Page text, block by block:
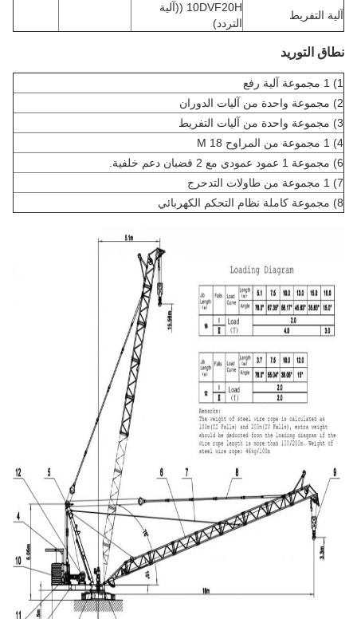
آلية التفريط
10DVF20H ((آلية
التردد)
نطاق التوريد
4) 1 مجموعة من المراوح 18 M